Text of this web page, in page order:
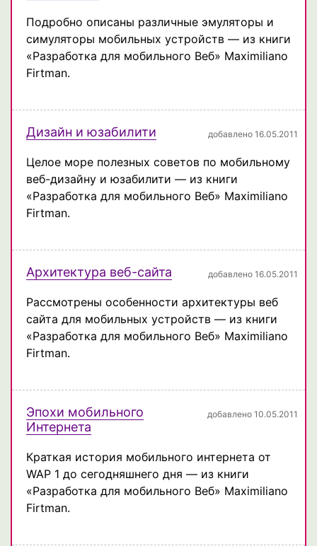
Подробно описаны различные эмуляторы и
симуляторы мобильных устройств — из книги
«Разработка для мобильного Веб» Maximiliano
Firtman.
Дизайн и юзабилити добавлено 16.05.2011
Целое море полезных советов по мобильному
веб-дизайну и юзабилити — из книги
«Разработка для мобильного Веб» Maximiliano
Firtman.
Архитектура веб-сайта добавлено 16.05.2011
Рассмотрены особенности архитектуры веб
сайта для мобильных устройств — из книги
«Разработка для мобильного Веб» Maximiliano
Firtman.
Эпохи мобильного
Интернета
добавлено 10.05.2011
Краткая история мобильного интернета от
WAP 1 до сегодняшнего дня — из книги
«Разработка для мобильного Веб» Maximiliano
Firtman.